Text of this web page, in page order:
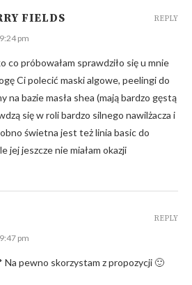
FIELDS
pm
co próbowałam sprawdziło się u mnie
Ci polecić maski algowe, peelingi do
na bazie masła shea (mają bardzo gęstą
się w roli bardzo silnego nawilżacza i
świetna jest też linia basic do
jej jeszcze nie miałam okazji
REPLY
pm
Na pewno skorzystam z propozycji 🙂
REPLY